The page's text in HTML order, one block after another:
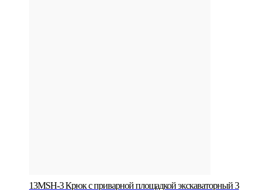
13MSH-3 Крюк с приварной площадкой экскаваторный 3